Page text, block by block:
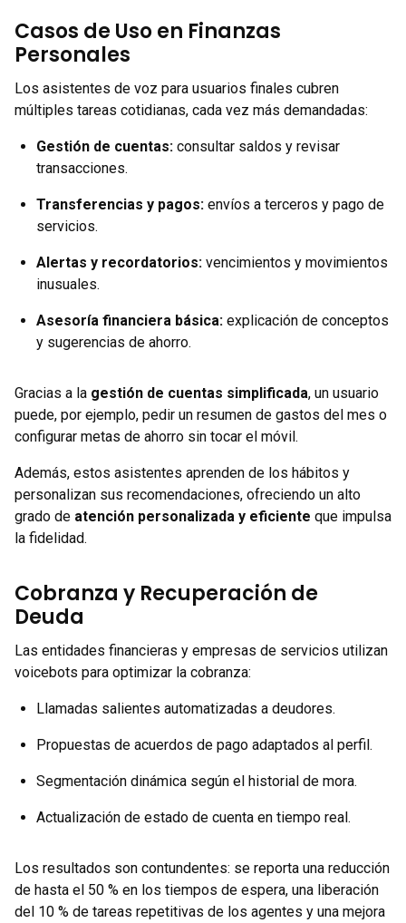
Casos de Uso en Finanzas
Personales
Los asistentes de voz para usuarios finales cubren
múltiples tareas cotidianas, cada vez más demandadas:
Gestión de cuentas: consultar saldos y revisar
transacciones.
Transferencias y pagos: envíos a terceros y pago de
servicios.
Alertas y recordatorios: vencimientos y movimientos
inusuales.
Asesoría financiera básica: explicación de conceptos
y sugerencias de ahorro.
Gracias a la gestión de cuentas simplificada, un usuario
puede, por ejemplo, pedir un resumen de gastos del mes o
configurar metas de ahorro sin tocar el móvil.
Además, estos asistentes aprenden de los hábitos y
personalizan sus recomendaciones, ofreciendo un alto
grado de atención personalizada y eficiente que impulsa
la fidelidad.
Cobranza y Recuperación de
Deuda
Las entidades financieras y empresas de servicios utilizan
voicebots para optimizar la cobranza:
Llamadas salientes automatizadas a deudores.
Propuestas de acuerdos de pago adaptados al perfil.
Segmentación dinámica según el historial de mora.
Actualización de estado de cuenta en tiempo real.
Los resultados son contundentes: se reporta una reducción
de hasta el 50 % en los tiempos de espera, una liberación
del 10 % de tareas repetitivas de los agentes y una mejora